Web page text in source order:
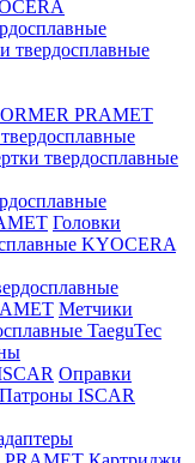
твердосплавные
PRAMET
твердосплавные
Головки
KYOCERA
Метчики
TaeguTec
Оправки
Патроны ISCAR